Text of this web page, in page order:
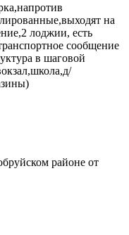
на
лоджии, есть
сообщение
в шаговой
районе от